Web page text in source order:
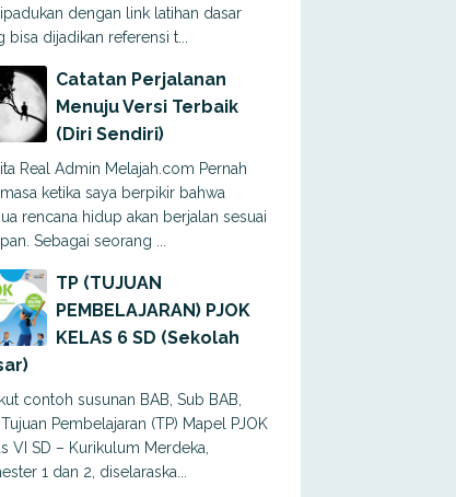
dengan link latihan dasar
bisa dijadikan referensi t...
Catatan Perjalanan
Menuju Versi Terbaik
(Diri Sendiri)
Real Admin Melajah.com Pernah
ketika saya berpikir bahwa
rencana hidup akan berjalan sesuai
Sebagai seorang ...
TP (TUJUAN
PEMBELAJARAN) PJOK
KELAS 6 SD (Sekolah
contoh susunan BAB, Sub BAB,
Pembelajaran (TP) Mapel PJOK
VI SD – Kurikulum Merdeka,
1 dan 2, diselaraska...